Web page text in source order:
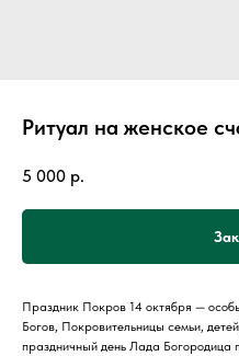
Ритуал на женское
5 000 р.
Праздник Покров 14 октября —
Богов, Покровительницы семьи,
праздничный день Лада Богородица